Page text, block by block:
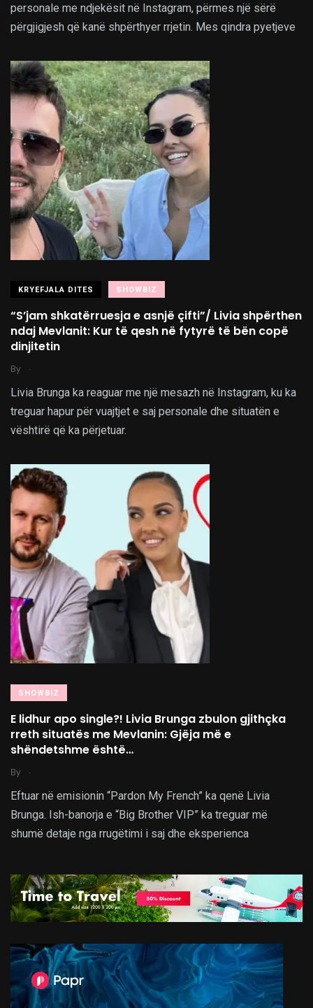
personale me ndjekësit në Instagram, përmes një sërë
përgjigjesh që kanë shpërthyer rrjetin. Mes qindra pyetjeve
KRYEFJALA DITES SHOWBIZ
“S’jam shkatërruesja e asnjë çifti”/ Livia shpërthen
ndaj Mevlanit: Kur të qesh në fytyrë të bën copë
dinjitetin
By .
Livia Brunga ka reaguar me një mesazh në Instagram, ku ka
treguar hapur për vuajtjet e saj personale dhe situatën e
vështirë që ka përjetuar.
SHOWBIZ
E lidhur apo single?! Livia Brunga zbulon gjithçka
rreth situatës me Mevlanin: Gjëja më e
shëndetshme është…
By .
Eftuar në emisionin “Pardon My French” ka qenë Livia
Brunga. Ish-banorja e “Big Brother VIP” ka treguar më
shumë detaje nga rrugëtimi i saj dhe eksperienca